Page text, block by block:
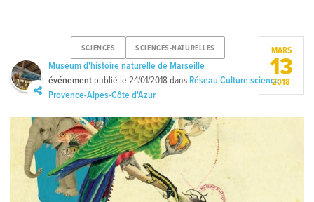
SCIENCES SCIENCES-NATURELLES
Muséum d'histoire naturelle de Marseille
événement publié le24/01/2018 dans Réseau Culture science
Provence-Alpes-Côte d'Azur
MARS
13
2018